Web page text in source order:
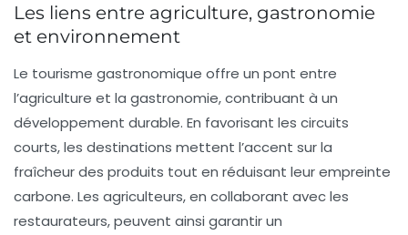
Les liens entre agriculture, gastronomie
et environnement
Le tourisme gastronomique offre un pont entre
l’agriculture et la gastronomie, contribuant à un
développement durable. En favorisant les circuits
courts, les destinations mettent l’accent sur la
fraîcheur des produits tout en réduisant leur empreinte
carbone. Les agriculteurs, en collaborant avec les
restaurateurs, peuvent ainsi garantir un